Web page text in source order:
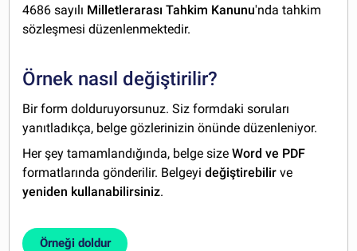
4686 sayılı Milletlerarası Tahkim Kanunu'nda tahkim
sözleşmesi düzenlenmektedir.
Örnek nasıl değiştirilir?
Bir form dolduruyorsunuz. Siz formdaki soruları
yanıtladıkça, belge gözlerinizin önünde düzenleniyor.
Her şey tamamlandığında, belge sizeWord ve PDF
formatlarında gönderilir. Belgeyideğiştirebilir ve
yeniden kullanabilirsiniz.
Örneği doldur